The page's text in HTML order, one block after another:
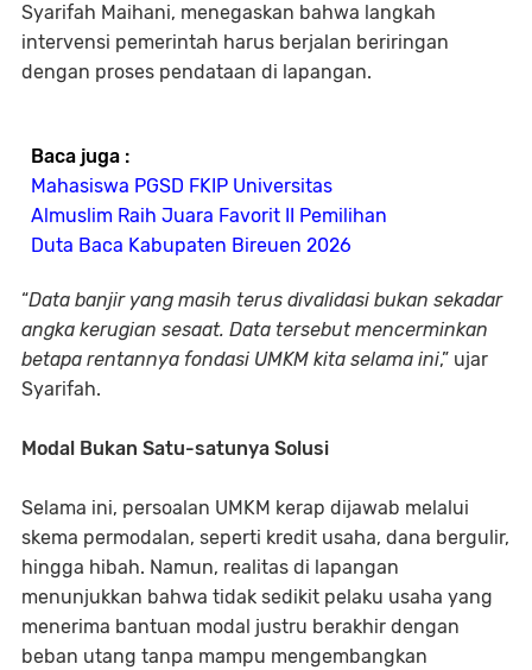
Syarifah Maihani, menegaskan bahwa langkah
intervensi pemerintah harus berjalan beriringan
dengan proses pendataan di lapangan.
Baca juga :
Mahasiswa PGSD FKIP Universitas
Almuslim Raih Juara Favorit II Pemilihan
Duta Baca Kabupaten Bireuen 2026
“Data banjir yang masih terus divalidasi bukan sekadar
angka kerugian sesaat. Data tersebut mencerminkan
betapa rentannya fondasi UMKM kita selama ini,” ujar
Syarifah.
Modal Bukan Satu-satunya Solusi
Selama ini, persoalan UMKM kerap dijawab melalui
skema permodalan, seperti kredit usaha, dana bergulir,
hingga hibah. Namun, realitas di lapangan
menunjukkan bahwa tidak sedikit pelaku usaha yang
menerima bantuan modal justru berakhir dengan
beban utang tanpa mampu mengembangkan